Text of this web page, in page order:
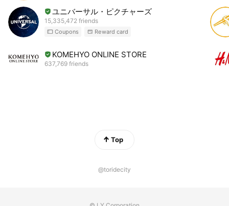
ユニバーサル・ピクチャーズ
15,335,472 friends
Coupons Reward card
KOMEHYO ONLINE STORE
637,769 friends
Top
@toridecity